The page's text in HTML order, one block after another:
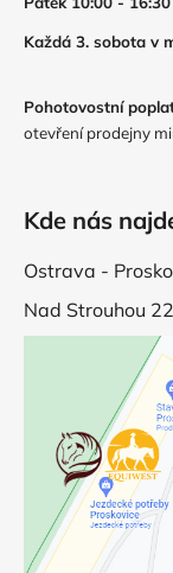
Každá 3. sobota v
Pohotovostní
otevření prodejny
Kde nás
Ostrava -
Nad Strouhou